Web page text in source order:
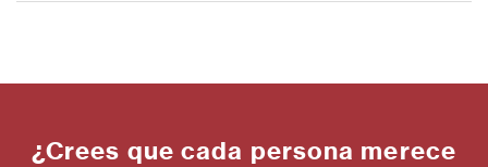
¿Crees que cada persona merece